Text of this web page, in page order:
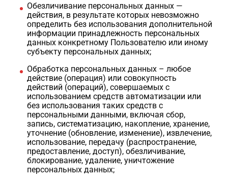
Обезличивание персональных данных —
действия, в результате которых невозможно
определить без использования дополнительной
информации принадлежность персональных
данных конкретному Пользователю или иному
субъекту персональных данных;
Обработка персональных данных – любое
действие (операция) или совокупность
действий (операций), совершаемых с
использованием средств автоматизации или
без использования таких средств с
персональными данными, включая сбор,
запись, систематизацию, накопление, хранение,
уточнение (обновление, изменение), извлечение,
использование, передачу (распространение,
предоставление, доступ), обезличивание,
блокирование, удаление, уничтожение
персональных данных;